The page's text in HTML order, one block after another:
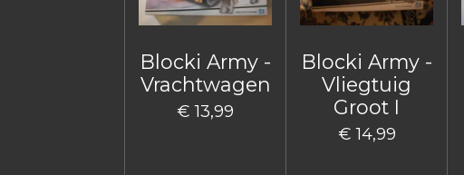
Blocki Army -
Vrachtwagen
€ 13,99
Blocki Army -
Vliegtuig
Groot I
€ 14,99